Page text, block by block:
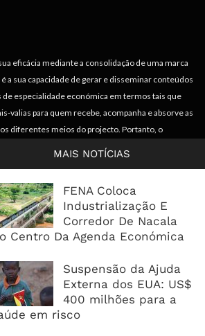
MAIS NOTÍCIAS
FENA Coloca
Industrialização E
Corredor De Nacala
Centro Da Agenda Económica
Suspensão da Ajuda
Externa dos EUA: US$
400 milhões para a
em risco
eficácia mediante a consolidação de uma marca
a sua capacidade de gerar e disseminar conteúdos
especialidade económica em termos tais que
valias para quem recebe, acompanha e absorve as
diferentes meios do projecto. Portanto, o
importantes para os objectivos institucionais e
Quer Escalar Fundo
Para Transformar
Domiciliárias Em